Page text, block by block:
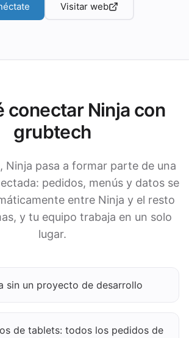
Visitar web
conectar Ninja con
grubtech
Ninja pasa a formar parte de una
pedidos, menús y datos se
entre Ninja y el resto
y tu equipo trabaja en un solo
lugar.
sin un proyecto de desarrollo
de tablets: todos los pedidos de